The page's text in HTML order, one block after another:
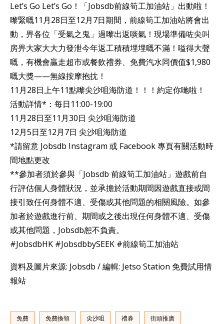
Let’s Go Let’s Go！「Jobsdb前線筍工加油站」出動啦！​
嚟緊嘅11月28日至12月7日期間，前線筍工加油站將會出
動，畀各位「受氣之鬼」過嚟出返啖氣！現場準備咗尖叫
房畀大家大大力發泄今年返工積積埋埋嘅不滿！嗌得大聲
嘅，有機會贏走超市或餐飲禮券、免費汽水同價值$1,980
嘅大獎——無線按摩抱抌！​
11月28日上午11點嚟尖沙咀海防道！！！約定你哋啦！​
活動詳情*：每日11:00-19:00​
11月28日至11月30日 尖沙咀海防道​
12月5日至12月7日 尖沙咀海防道​
*請留意 Jobsdb Instagram 或 Facebook 專頁有關活動時
間地點更改
**參加者須於參與「Jobsdb 前線筍工加油站」遊戲前自
行評估個人身體狀況，並承擔於活動期間因遊戲直接或間
接引致任何身體不適、受傷或其他問題的相關風險。如參
加者於遊戲進行前、期間或之後出現任何身體不適、受傷
或其他問題，Jobsdb恕不負責。
#JobsdbHK #JobsdbbySEEK #前線筍工加油站
資料及圖片來源: Jobsdb / 編輯: Jetso Station 免費試用情
報站
免費 免費換領 尖沙咀 禮券 街頭推廣